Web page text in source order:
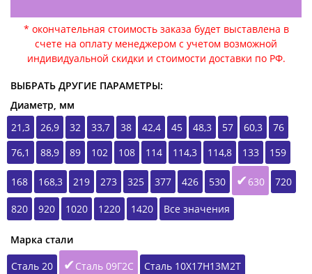
* окончательная стоимость заказа будет выставлена в
счете на оплату менеджером с учетом возможной
индивидуальной скидки и стоимости доставки по РФ.
ВЫБРАТЬ ДРУГИЕ ПАРАМЕТРЫ:
Диаметр, мм
21,3
26,9 32 33,7 38 42,4 45 48,3 57 60,3
76
76,1
88,9 89 102 108 114 114,3 114,8 133 159
168 168,3 219 273 325 377 426 530 630 720
820 920 1020 1220 1420 Все значения
Марка стали
Сталь 20
Сталь 09Г2С Сталь 10Х17Н13М2Т